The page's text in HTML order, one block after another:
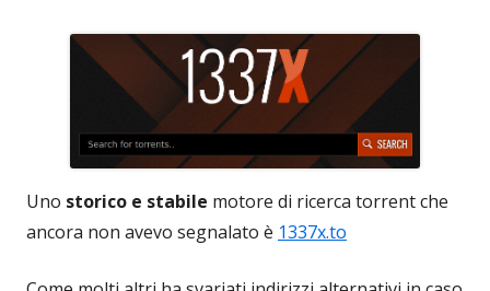
Uno storico e stabile motore di ricerca torrent che
ancora non avevo segnalato è 1337x.to